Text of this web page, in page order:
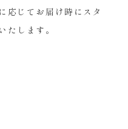
応じてお届け時にスタ
たします。